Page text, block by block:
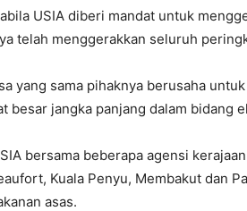
USIA diberi mandat untuk
telah menggerakkan seluruh
yang sama pihaknya berusaha
besar jangka panjang dalam bidang
bersama beberapa agensi
Kuala Penyu, Membakut dan
asas.